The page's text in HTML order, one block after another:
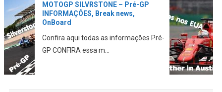
MOTOGP e F1 juntas no GP dos EUA
de Fórmula1
Estão sendo elaborados planos para
juntar as duas categ...